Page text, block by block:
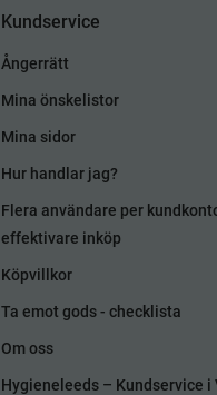
Kundservice
Ångerrätt
Mina önskelistor
Mina sidor
Hur handlar jag?
Flera användare per
effektivare inköp
Köpvillkor
Ta emot gods - checklista
Om oss
Hygieneleeds – Kundservice i